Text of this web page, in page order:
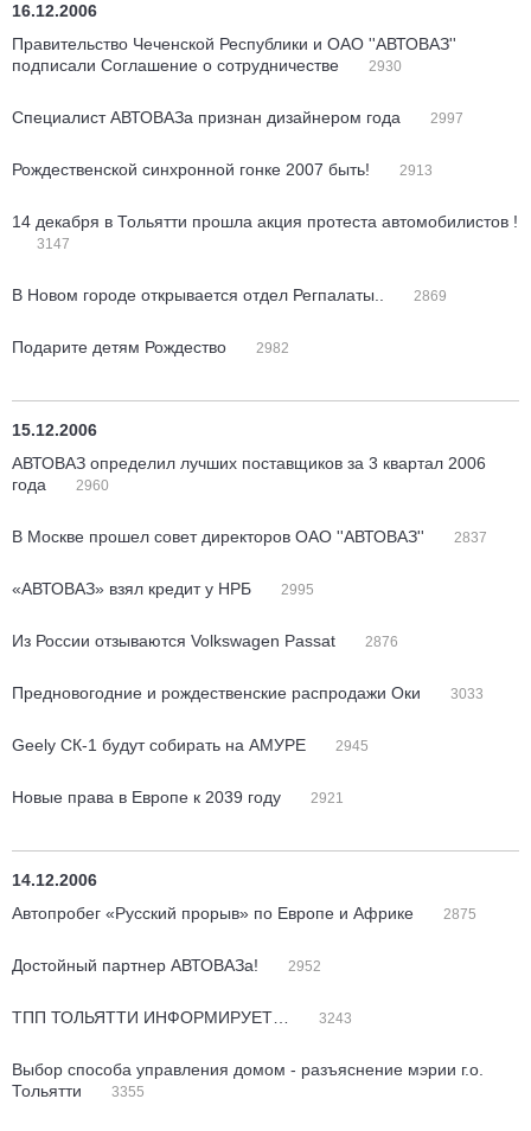
16.12.2006
Правительство Чеченской Республики и ОАО ''АВТОВАЗ''
подписали Соглашение о сотрудничестве
2930
Специалист АВТОВАЗа признан дизайнером года 2997
Рождественской синхронной гонке 2007 быть! 2913
14 декабря в Тольятти прошла акция протеста автомобилистов !
3147
В Новом городе открывается отдел Регпалаты.. 2869
Подарите детям Рождество 2982
15.12.2006
АВТОВАЗ определил лучших поставщиков за 3 квартал 2006
года
2960
В Москве прошел совет директоров ОАО ''АВТОВАЗ'' 2837
«АВТОВАЗ» взял кредит у НРБ 2995
Из России отзываются Volkswagen Passat 2876
Предновогодние и рождественские распродажи Оки 3033
Geely СК-1 будут собирать на АМУРЕ 2945
Новые права в Европе к 2039 году 2921
14.12.2006
Автопробег «Русский прорыв» по Европе и Африке
2875
Достойный партнер АВТОВАЗа! 2952
ТПП ТОЛЬЯТТИ ИНФОРМИРУЕТ… 3243
Выбор способа управления домом - разъяснение мэрии г.о.
Тольятти
3355